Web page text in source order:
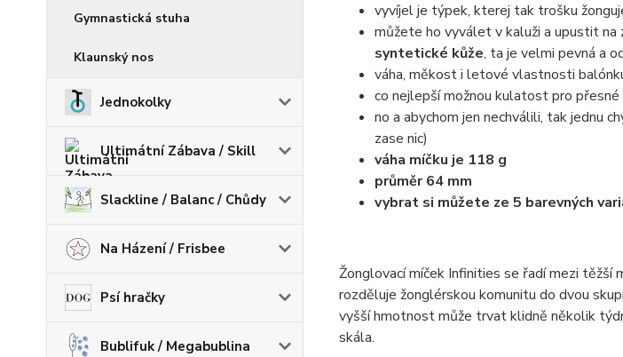
Gymnastická stuha
Klaunský nos
Jednokolky
Ultimátní Zábava / Skill
Slackline / Balanc / Chůdy
Na Házení / Frisbee
Psí hračky
Bublifuk / Megabublina
vyvíjel je týpek, kterej tak trošku
můžete ho vyválet v kaluži a upustit na
syntetické kůže, ta je velmi pevná a
váha, měkost i letové vlastnosti
co nejlepší možnou kulatost pro přesné
no a abychom jen nechválili, tak jednu
zase nic)
váha míčku je 118 g
průměr 64 mm
vybrat si můžete ze 5 barevných
Žonglovací míček Infinities se řadí mezi těžší
rozděluje žonglérskou komunitu do dvou
vyšší hmotnost může trvat klidně několik
skála.